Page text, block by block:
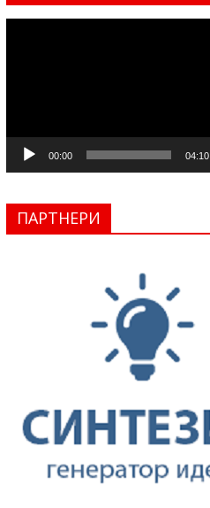
00:00 04:10
ПАРТНЕРИ